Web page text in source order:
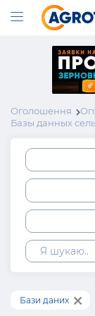
Оголошення
Базы данных
Бази даних